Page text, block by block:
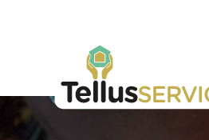
Hoppa till innehåll
Tellusfood